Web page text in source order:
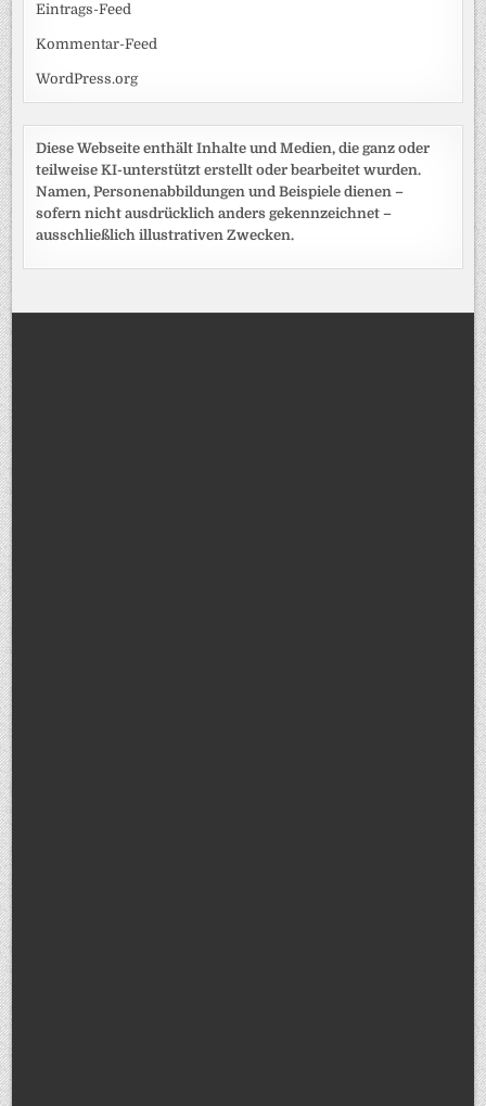
Eintrags-Feed
Kommentar-Feed
WordPress.org
Diese Webseite enthält Inhalte und Medien, die ganz oder
teilweise KI-unterstützt erstellt oder bearbeitet wurden.
Namen, Personenabbildungen und Beispiele dienen –
sofern nicht ausdrücklich anders gekennzeichnet –
ausschließlich illustrativen Zwecken.